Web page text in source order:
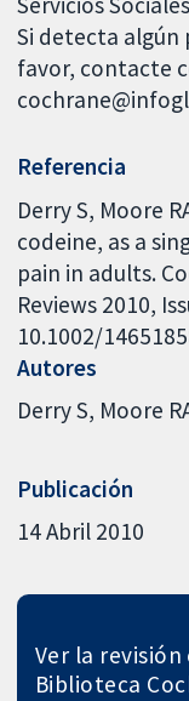
Si detecta
favor, contacte
Referencia
Derry S, Moore
codeine, as a
pain in adults.
Reviews 2010,
10.1002/
Autores
Derry S Moore
Publicación
14 Abril 2010
Ver la
Biblioteca